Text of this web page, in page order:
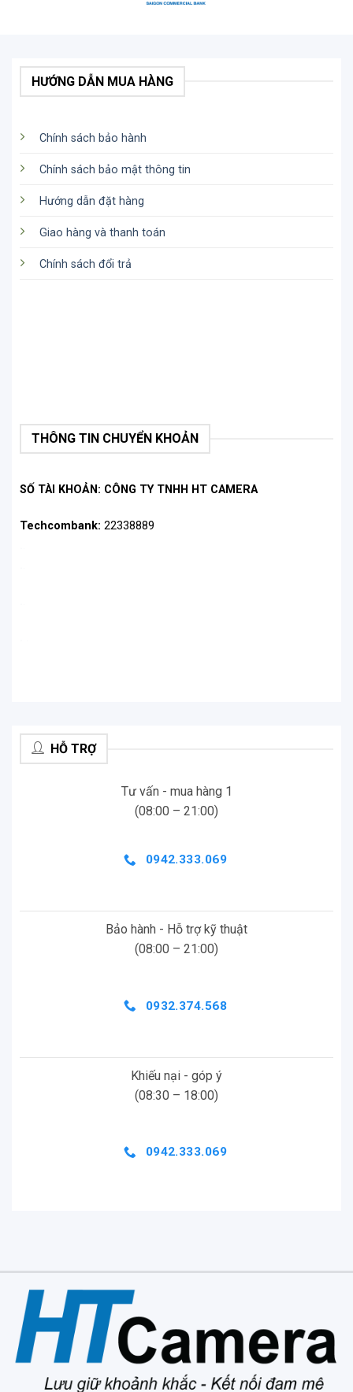
HƯỚNG DẪN MUA HÀNG
Chính sách bảo hành
Chính sách bảo mật thông tin
Hướng dẫn đặt hàng
Giao hàng và thanh toán
Chính sách đổi trả
THÔNG TIN CHUYỂN KHOẢN
SỐ TÀI KHOẢN: CÔNG TY TNHH HT CAMERA
Techcombank: 22338889
HỖ TRỢ
Tư vấn - mua hàng 1
(08:00 – 21:00)
0942.333.069
Bảo hành - Hỗ trợ kỹ thuật
(08:00 – 21:00)
0932.374.568
Khiếu nại - góp ý
(08:30 – 18:00)
0942.333.069